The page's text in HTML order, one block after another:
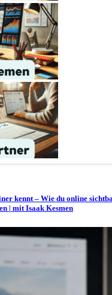
kennt – Wie du online
| mit Isaak Kesmen